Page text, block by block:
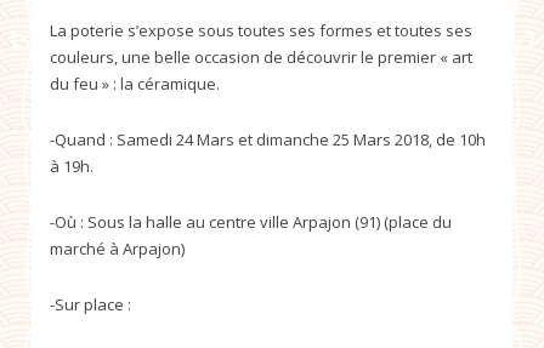
La poterie s’expose sous toutes ses formes et toutes ses
couleurs, une belle occasion de découvrir le premier « art
du feu » : la céramique.
-Quand : Samedi 24 Mars et dimanche 25 Mars 2018, de 10h
à 19h.
-Où : Sous la halle au centre ville Arpajon (91) (place du
marché à Arpajon)
-Sur place :